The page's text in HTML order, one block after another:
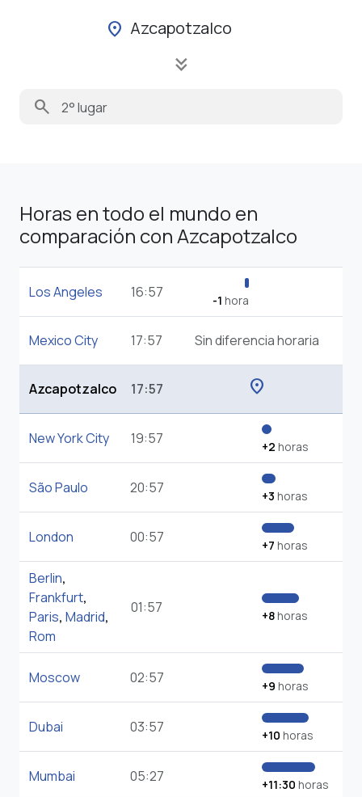
location_on Azcapotzalco
keyboard_double_arrow_down
search
Horas en todo el mundo en
comparación con Azcapotzalco
Los Angeles 16:57 -1 hora
Mexico City 17:57 Sin diferencia horaria
Azcapotzalco 17:57 location_on
New York City 19:57 +2 horas
São Paulo 20:57 +3 horas
London 00:57 +7 horas
Berlin,
Frankfurt,
Paris, Madrid,
Rom
01:57 +8horas
Moscow 02:57 +9 horas
Dubai 03:57 +10 horas
Mumbai 05:27 +11:30 horas